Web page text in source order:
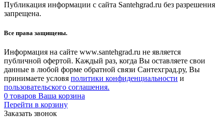
Публикация информации с сайта Santehgrad.ru без разрешения
запрещена.
Все права защищены.
Информация на сайте www.santehgrad.ru не является
публичной офертой. Каждый раз, когда Вы оставляете свои
данные в любой форме обратной связи Сантехград.ру, Вы
принимаете условя политики конфиденциальности и
пользовательского соглашения.
0 товаров Ваша корзина
Перейти в корзину
Заказать звонок